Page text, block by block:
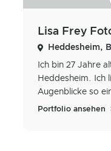
Lisa Frey
Heddesheim,
Ich bin 27 Jahre
Heddesheim. Ich
Augenblicke so
Portfolio ansehen